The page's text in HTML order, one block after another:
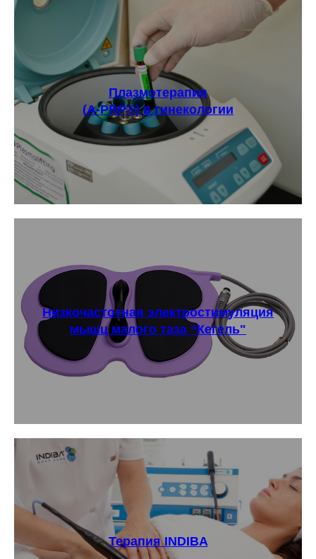
Плазмотерапия
(А-PRP®) в гинекологии
Низкочастотная электростимуляция
мышц малого таза “Кегель"
Терапия INDIBA